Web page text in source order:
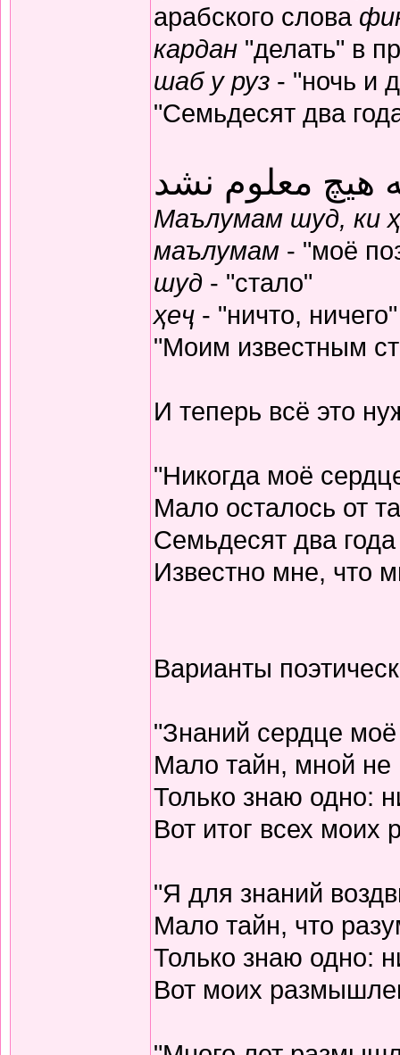
арабского слова
кардан "делать" в
шаб у руз - "ночь и
"Семьдесят два
هیچ معلوم نشد
Маълумам шуд, ки
маълумам - "моё
шуд - "стало"
ҳеҷ - "ничто, ничего"
"Моим известным
И теперь всё это
"Никогда моё
Мало осталось от
Семьдесят два
Известно мне, что
Варианты
"Знаний сердце
Мало тайн, мной не
Только знаю одно:
Вот итог всех моих
"Я для знаний
Мало тайн, что
Только знаю одно:
Вот моих